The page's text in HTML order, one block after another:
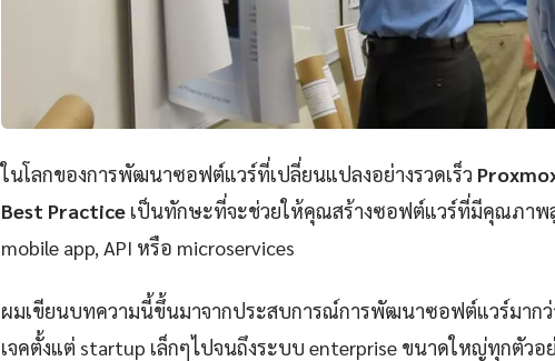
ในโลกของการพัฒนาซอฟต์แวร์ที่เปลี่ยนแปลงอย่างรวดเร็ว
Best Practice เป็นทักษะที่จะช่วยให้คุณสร้างซอฟต์แวร์ที่มีคุณภาพสู
mobile app, API หรือ microservices
ผมเขียนบทความนี้ขึ้นมาจากประสบการณ์การพัฒนาซอฟต์แวร์มากว่
เจคตั้งแต่ startup เล็กๆไปจนถึงระบบ enterprise ขนาดใหญ่ทุกตัวอ